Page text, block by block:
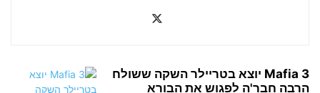
Mafia 3 יוצא בטריילר השקה ששולח
הרבה חבר'ה לפגוש את הבורא